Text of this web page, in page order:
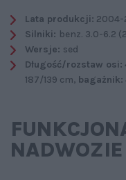
Lata produkcji: 2004-
Silniki: benz. 3.0-6.2
Wersje: sed
Długość/rozstaw osi:
187/139 cm, bagażnik:
NADWOZIE